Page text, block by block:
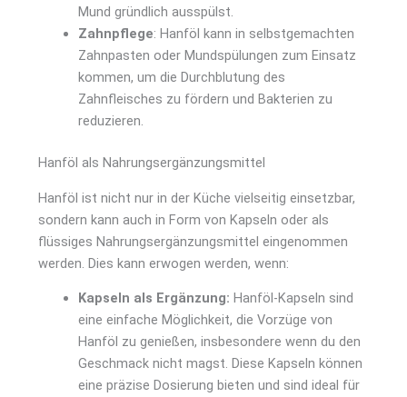
Mund gründlich ausspülst.
Zahnpflege: Hanföl kann in selbstgemachten
Zahnpasten oder Mundspülungen zum Einsatz
kommen, um die Durchblutung des
Zahnfleisches zu fördern und Bakterien zu
reduzieren.
Hanföl als Nahrungsergänzungsmittel
Hanföl ist nicht nur in der Küche vielseitig einsetzbar,
sondern kann auch in Form von Kapseln oder als
flüssiges Nahrungsergänzungsmittel eingenommen
werden. Dies kann erwogen werden, wenn:
Kapseln als Ergänzung: Hanföl-Kapseln sind
eine einfache Möglichkeit, die Vorzüge von
Hanföl zu genießen, insbesondere wenn du den
Geschmack nicht magst. Diese Kapseln können
eine präzise Dosierung bieten und sind ideal für